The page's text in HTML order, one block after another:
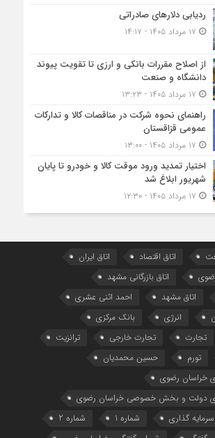
ردیابی دلارهای صادراتی
از اصلاح مقررات بانکی و ارزی تا تقویت پیوند
دانشگاه و صنعت
راهنمای نحوه شرکت در مناقصات کالا و تدارکات
عمومی قزاقستان
اختیار تمدید ورود موقت کالا و خودرو تا پایان
شهریور ابلاغ شد
اتاق اقتصاد
اتاق ایران
اتاق بازرگانی مشهد
اتاق مشهد
احمد اثنی عشری
انرژی
بانک مرکزی
تجارت تجارت خارجی
ترانزیت
تورم
حسین محمدیان
خراسان رضوی
دولت و بخش خصوصی خراسان رضوی
سرمایه گذاری شماره 1
شماره 2